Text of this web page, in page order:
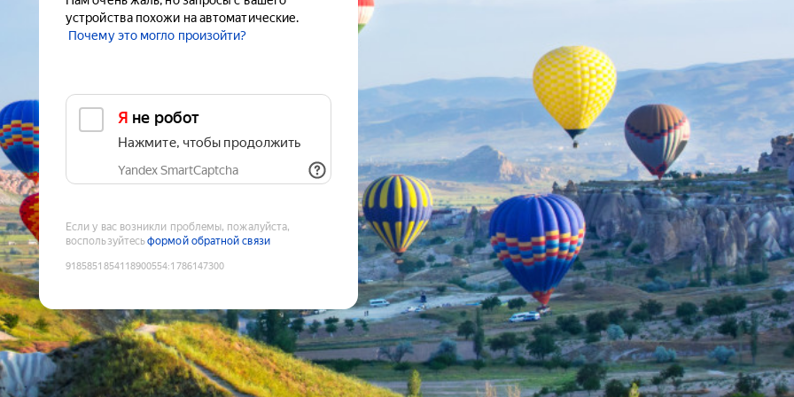
устройства похожи на автоматические.
Почему это могло произойти?
Я не робот
Нажмите, чтобы продолжить
Yandex SmartCaptcha
Если у вас возникли проблемы, пожалуйста,
воспользуйтесьформой обратной связи
9185851854118900554:1786147300